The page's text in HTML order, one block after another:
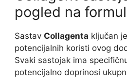
pogled na
Sastav Collagenta ključan
potencijalnih koristi ovog
Svaki sastojak ima
potencijalno doprinosi